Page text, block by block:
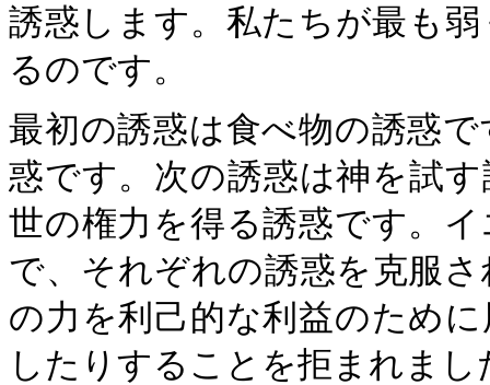
誘惑します。私たちが最も
るのです。
最初の誘惑は食べ物の誘惑
惑です。次の誘惑は神を試
世の権力を得る誘惑です。
で、それぞれの誘惑を克服
の力を利己的な利益のため
したりすることを拒まれまし